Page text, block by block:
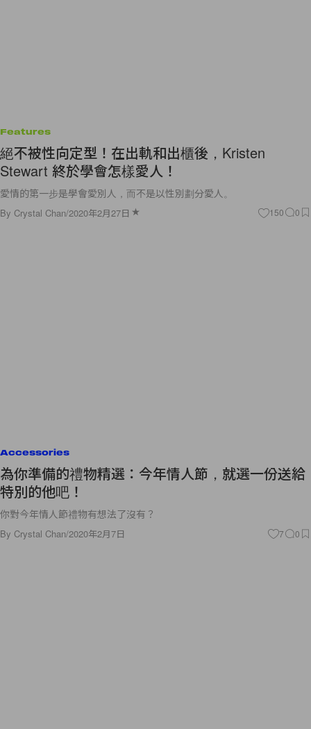
Features
絕不被性向定型！在出軌和出櫃後，Kristen
Stewart 終於學會怎樣愛人！
愛情的第一步是學會愛別人，而不是以性別劃分愛人。
By Crystal Chan/2020年2月27日 150 0
Accessories
為你準備的禮物精選：今年情人節，就選一份送給
特別的他吧！
你對今年情人節禮物有想法了沒有？
By Crystal Chan/2020年2月7日 7 0